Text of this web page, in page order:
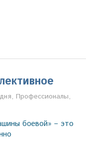
, Профессионалы,
боевой» – это